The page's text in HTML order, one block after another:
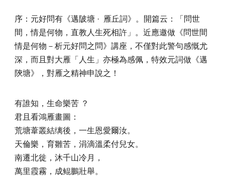
序：元好問有《邁陂塘 ·
雁丘詞》。開篇云：「問世
間，情是何物，直教人生死相許」。近應邀做《問世間
情是何物－析元好問之問》講座，不僅對此警句感慨尤
深，而且對大雁「人生」亦極為感佩，特效元詞做《邁
陝塘》，對雁之精神申說之！
有誰知，生命樂苦 ？
君且看鴻雁畫圖：
荒塘葦叢結缡後，一生恩愛爾汝。
天倫樂，育雛苦，涓滴溫柔付兒女。
南遷北徙，沐千山冷月，
萬里霞霧，成鲲鵬壯舉。